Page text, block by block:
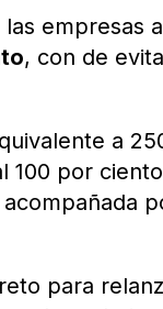
empresas
, con de
a
100 por
para